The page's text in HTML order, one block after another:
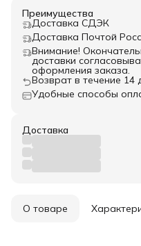
Преимущества
Доставка СДЭК
Доставка Почтой
Внимание!
доставки
оформления заказа.
Возврат в течение 14
Удобные способы
Доставка
О товаре